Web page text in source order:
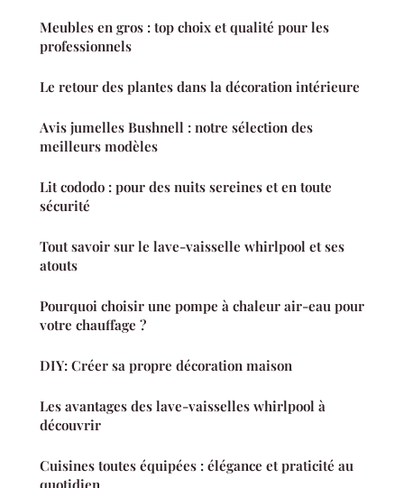
Meubles en gros : top choix et qualité pour les
professionnels
Le retour des plantes dans la décoration intérieure
Avis jumelles Bushnell : notre sélection des
meilleurs modèles
Lit cododo : pour des nuits sereines et en toute
sécurité
Tout savoir sur le lave-vaisselle whirlpool et ses
atouts
Pourquoi choisir une pompe à chaleur air-eau pour
votre chauffage ?
DIY: Créer sa propre décoration maison
Les avantages des lave-vaisselles whirlpool à
découvrir
Cuisines toutes équipées : élégance et praticité au
quotidien